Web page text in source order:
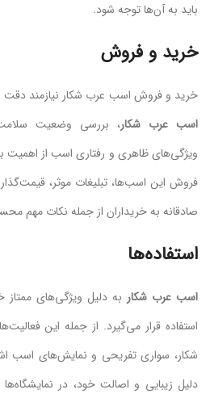
باید به آن‌ها توجه شود.
خرید و فروش
خرید و فروش اسب عرب شکار نیازمند دقت
اسب عرب شکار، بررسی وضعیت
ویژگی‌های ظاهری و رفتاری اسب از اهمیت
فروش این اسب‌ها، تبلیغات موثر،
صادقانه به خریداران از جمله نکات مهم
استفاده‌ها
اسب عرب شکار به دلیل ویژگی‌های
استفاده قرار می‌گیرد. از جمله این
شکار، سواری تفریحی و نمایش‌های اسب
دلیل زیبایی و اصالت خود، در